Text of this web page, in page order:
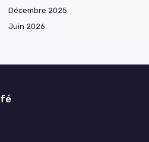
Décembre 2025
Juin 2026